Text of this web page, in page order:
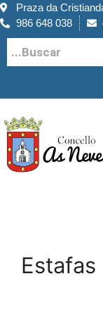
Praza da
986 648 038
Estafas